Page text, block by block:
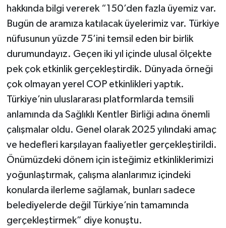
hakkında bilgi vererek “150’den fazla üyemiz var.
Bugün de aramıza katılacak üyelerimiz var. Türkiye
nüfusunun yüzde 75’ini temsil eden bir birlik
durumundayız. Geçen iki yıl içinde ulusal ölçekte
pek çok etkinlik gerçekleştirdik. Dünyada örneği
çok olmayan yerel COP etkinlikleri yaptık.
Türkiye’nin uluslararası platformlarda temsili
anlamında da Sağlıklı Kentler Birliği adına önemli
çalışmalar oldu. Genel olarak 2025 yılındaki amaç
ve hedefleri karşılayan faaliyetler gerçekleştirildi.
Önümüzdeki dönem için isteğimiz etkinliklerimizi
yoğunlaştırmak, çalışma alanlarımız içindeki
konularda ilerleme sağlamak, bunları sadece
belediyelerde değil Türkiye’nin tamamında
gerçekleştirmek” diye konuştu.